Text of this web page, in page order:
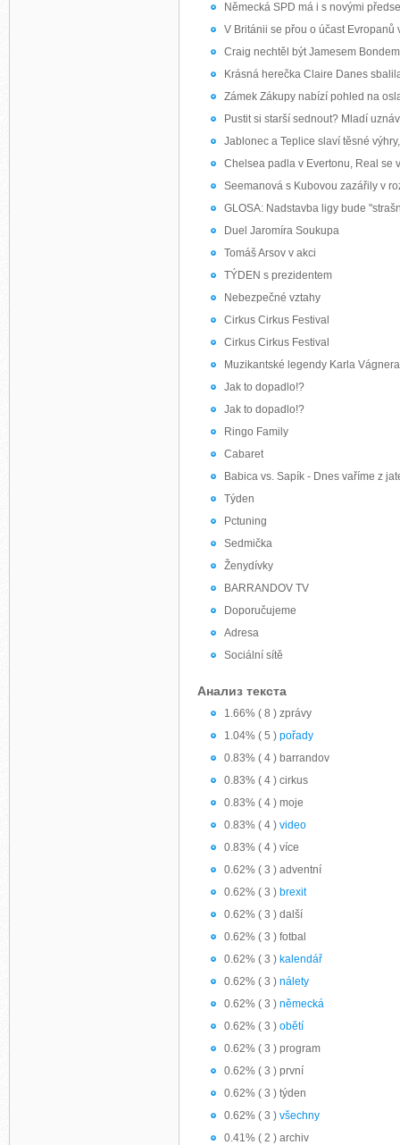
Německá SPD má i s novými
V Británii se přou o účast Evropanů
Craig nechtěl být Jamesem
Krásná herečka Claire Danes
Zámek Zákupy nabízí pohled na
Pustit si starší sednout? Mladí
Jablonec a Teplice slaví těsné
Chelsea padla v Evertonu, Real se
Seemanová s Kubovou zazářily v
GLOSA: Nadstavba ligy bude
Duel Jaromíra Soukupa
Tomáš Arsov v akci
TÝDEN s prezidentem
Nebezpečné vztahy
Cirkus Cirkus Festival
Cirkus Cirkus Festival
Muzikantské legendy Karla Vágnera
Jak to dopadlo!?
Jak to dopadlo!?
Ringo Family
Cabaret
Babica vs. Sapík - Dnes vaříme z
Týden
Pctuning
Sedmička
Ženydívky
BARRANDOV TV
Doporučujeme
Adresa
Sociální sítě
Анализ текста
1.66% ( 8 ) zprávy
1.04% ( 5 ) pořady
0.83% ( 4 ) barrandov
0.83% ( 4 ) cirkus
0.83% ( 4 ) moje
0.83% ( 4 ) video
0.83% ( 4 ) více
0.62% ( 3 ) adventní
0.62% ( 3 ) brexit
0.62% ( 3 ) další
0.62% ( 3 ) fotbal
0.62% ( 3 ) kalendář
0.62% ( 3 ) nálety
0.62% ( 3 ) německá
0.62% ( 3 ) obětí
0.62% ( 3 ) program
0.62% ( 3 ) první
0.62% ( 3 ) týden
0.62% ( 3 ) všechny
0.41% ( 2 ) archiv